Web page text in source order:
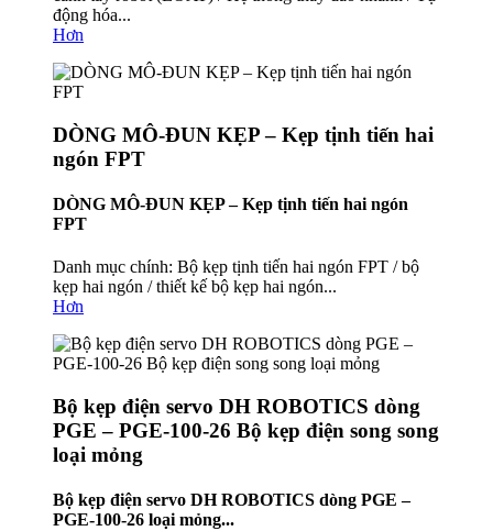
động hóa...
Hơn
DÒNG MÔ-ĐUN KẸP – Kẹp tịnh tiến hai
ngón FPT
DÒNG MÔ-ĐUN KẸP – Kẹp tịnh tiến hai ngón
FPT
Danh mục chính: Bộ kẹp tịnh tiến hai ngón FPT / bộ
kẹp hai ngón / thiết kế bộ kẹp hai ngón...
Hơn
Bộ kẹp điện servo DH ROBOTICS dòng
PGE – PGE-100-26 Bộ kẹp điện song song
loại mỏng
Bộ kẹp điện servo DH ROBOTICS dòng PGE –
PGE-100-26 loại mỏng...